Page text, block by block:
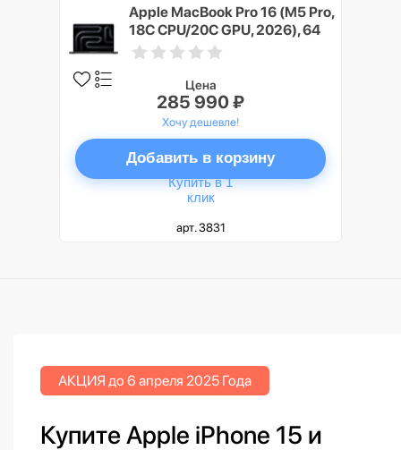
Apple MacBook Pro 16 (M5 Pro,
18C CPU/20C GPU, 2026), 64
ГБ, 4 ТБ SSD, Черный космос
Цена
285 990 ₽
Хочу дешевле!
Добавить в корзину
Купить в 1
клик
арт. 3831
АКЦИЯ до 6 апреля 2025 Года
Купите Apple iPhone 15 и